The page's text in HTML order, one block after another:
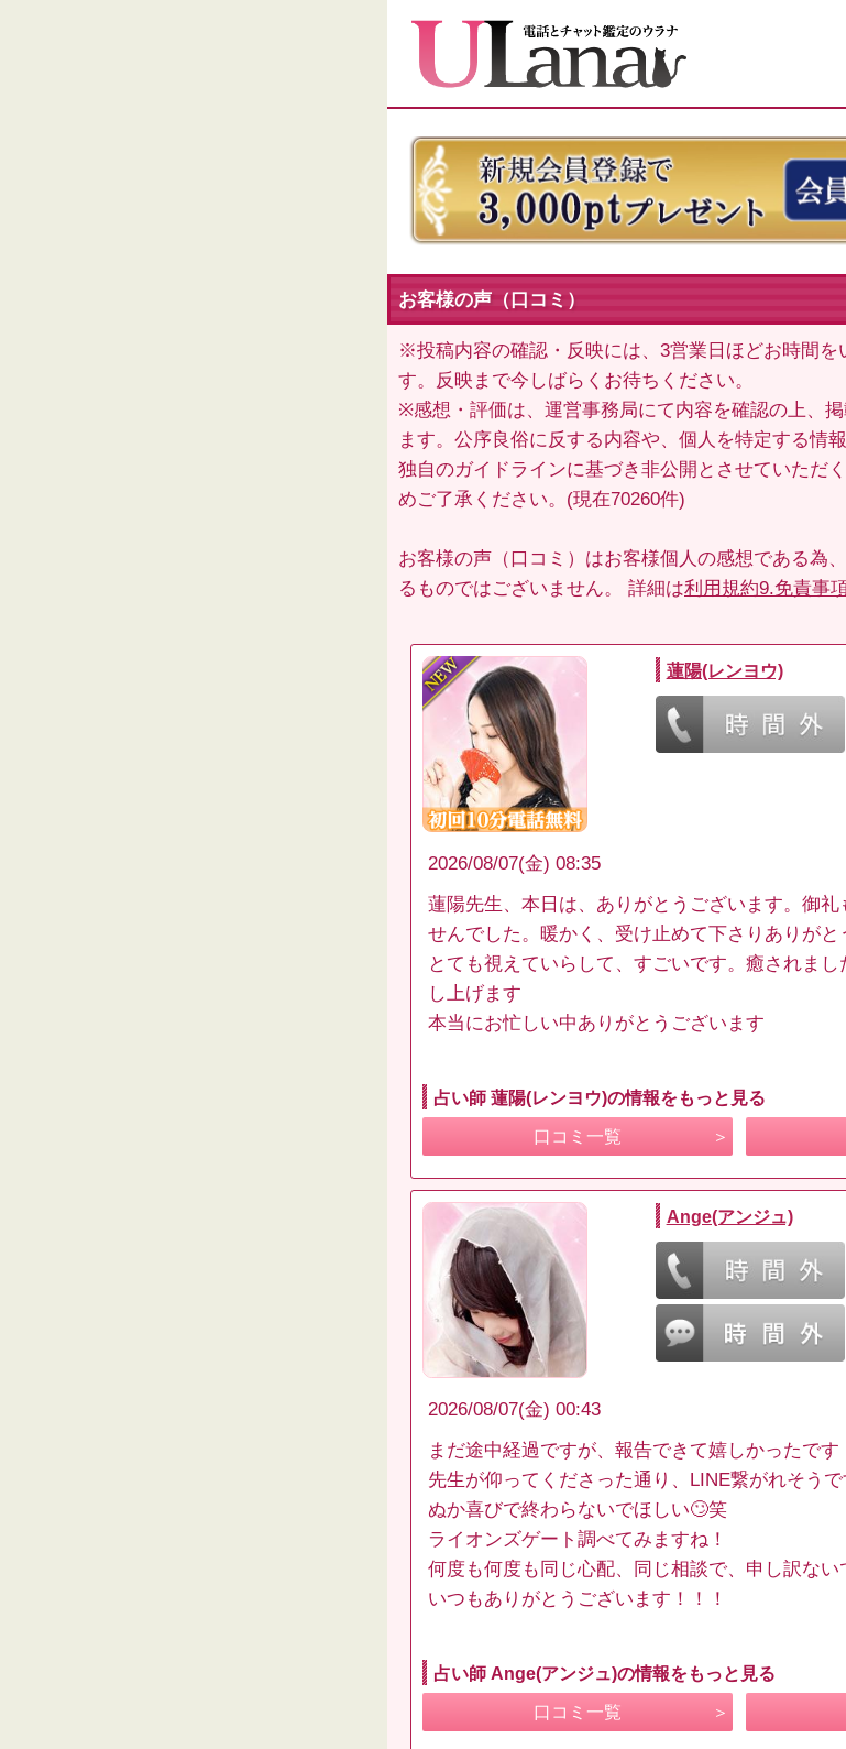
お客様の声（口コミ）
※投稿内容の確認・反映には、3営業日ほどお時間を
す。反映まで今しばらくお待ちください。
※感想・評価は、運営事務局にて内容を確認の上、
ます。公序良俗に反する内容や、個人を特定する情
独自のガイドラインに基づき非公開とさせていただ
めご了承ください。(現在70260件)
お客様の声（口コミ）はお客様個人の感想である為
るものではございません。 詳細は利用規約9.免責事
蓮陽(レンヨウ)
2026/08/07(金) 08:35
蓮陽先生、本日は、ありがとうございます。御礼
せんでした。暖かく、受け止めて下さりありがと
とても視えていらして、すごいです。癒されま
し上げます
本当にお忙しい中ありがとうございます
占い師 蓮陽(レンヨウ)の情報をもっと見る
口コミ一覧
Ange(アンジュ)
2026/08/07(金) 00:43
まだ途中経過ですが、報告できて嬉しかったです
先生が仰ってくださった通り、LINE繋がれそう
ぬか喜びで終わらないでほしい🙄笑
ライオンズゲート調べてみますね！
何度も何度も同じ心配、同じ相談で、申し訳ない
いつもありがとうございます！！！
占い師 Ange(アンジュ)の情報をもっと見る
口コミ一覧